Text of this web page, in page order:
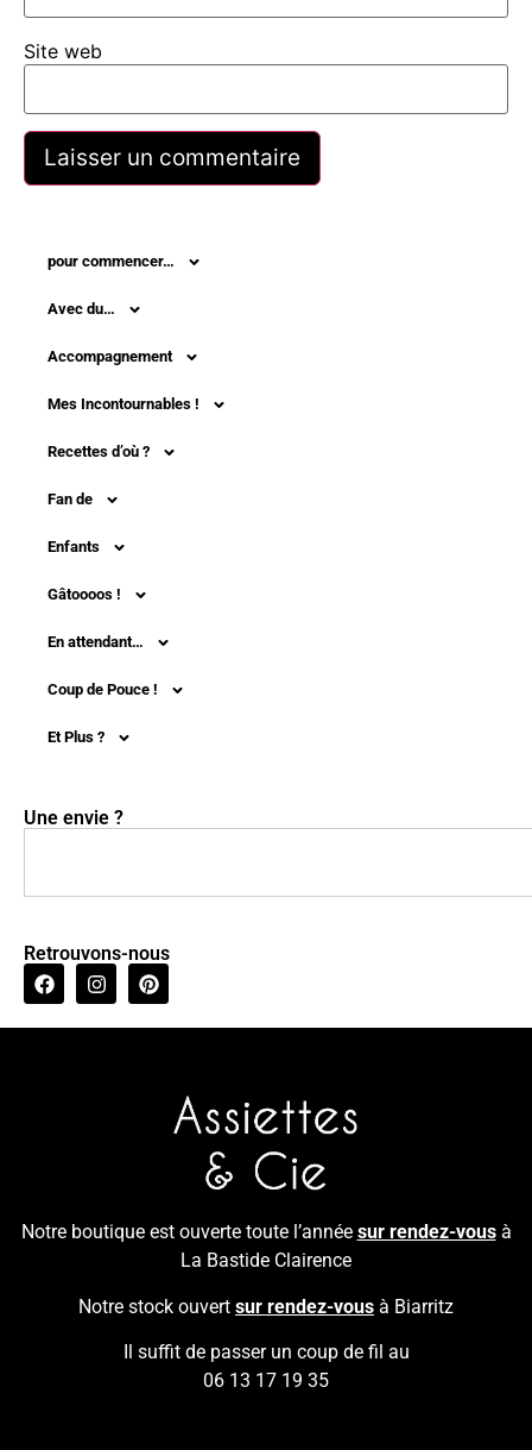
Site web
pour commencer…
Avec du…
Accompagnement
Mes Incontournables !
Recettes d’où ?
Fan de
Enfants
Gâtoooos !
En attendant…
Coup de Pouce !
Et Plus ?
Une envie ?
Retrouvons-nous
Notre boutique est ouverte toute l’année sur rendez-vousà
La Bastide Clairence
Notre stock ouvert sur rendez-vous à Biarritz
Il suffit de passer un coup de fil au
06 13 17 19 35